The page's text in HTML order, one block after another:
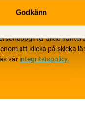
Godkänn
värnar om personlig
alltid
att klicka på skicka
vår integritetspolicy.